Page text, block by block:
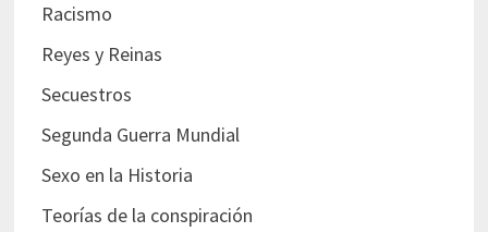
Racismo
Reyes y Reinas
Secuestros
Segunda Guerra Mundial
Sexo en la Historia
Teorías de la conspiración